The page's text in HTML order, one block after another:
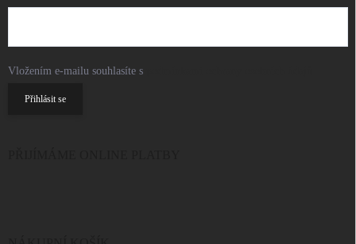
Vložením e-mailu souhlasíte s
Přihlásit se